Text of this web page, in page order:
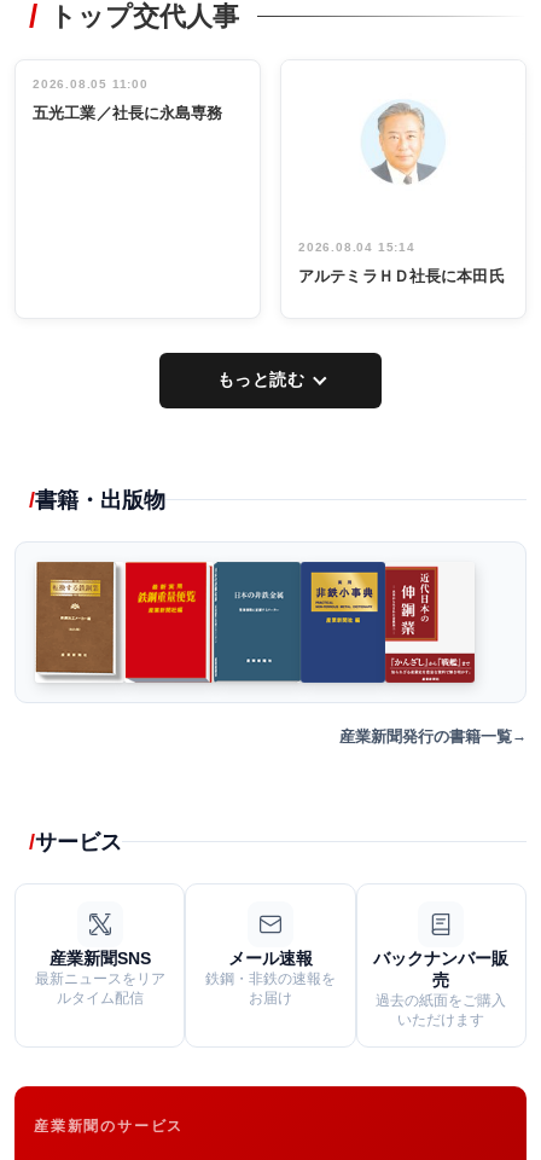
非鉄業界で
インタビュ
ー／社内ア
タックトレー
祝う 業界関
係者ら220人
出席
トップ交代人事
2026.08.05 11:00
五光工業／社長に永島専務
2026.08.04 15:14
アルテミラＨＤ社長に本田氏
もっと読む
書籍・出版物
産業新聞発行の書籍一覧
サービス
産業新聞SNS
最新ニュースをリア
ルタイム配信
メール速報
鉄鋼・非鉄の速報を
お届け
バックナンバー販
売
過去の紙面をご購入
いただけます
産業新聞のサービス